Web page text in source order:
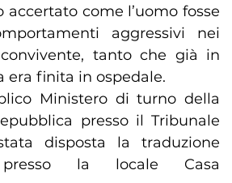
accertato come l’uomo fosse
aggressivi nei
tanto che già in
era finita in ospedale.
Ministero di turno della
presso il Tribunale
disposta la traduzione
presso la locale Casa